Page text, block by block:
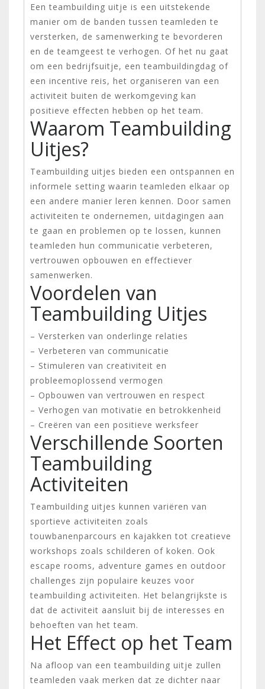
Een teambuilding uitje is een uitstekende
manier om de banden tussen teamleden te
versterken, de samenwerking te bevorderen
en de teamgeest te verhogen. Of het nu gaat
om een bedrijfsuitje, een teambuildingdag of
een incentive reis, het organiseren van een
activiteit buiten de werkomgeving kan
positieve effecten hebben op het team.
Waarom Teambuilding
Uitjes?
Teambuilding uitjes bieden een ontspannen en
informele setting waarin teamleden elkaar op
een andere manier leren kennen. Door samen
activiteiten te ondernemen, uitdagingen aan
te gaan en problemen op te lossen, kunnen
teamleden hun communicatie verbeteren,
vertrouwen opbouwen en effectiever
samenwerken.
Voordelen van
Teambuilding Uitjes
– Versterken van onderlinge relaties
– Verbeteren van communicatie
– Stimuleren van creativiteit en
probleemoplossend vermogen
– Opbouwen van vertrouwen en respect
– Verhogen van motivatie en betrokkenheid
– Creëren van een positieve werksfeer
Verschillende Soorten
Teambuilding
Activiteiten
Teambuilding uitjes kunnen variëren van
sportieve activiteiten zoals
touwbanenparcours en kajakken tot creatieve
workshops zoals schilderen of koken. Ook
escape rooms, adventure games en outdoor
challenges zijn populaire keuzes voor
teambuilding activiteiten. Het belangrijkste is
dat de activiteit aansluit bij de interesses en
behoeften van het team.
Het Effect op het Team
Na afloop van een teambuilding uitje zullen
teamleden vaak merken dat ze dichter naar